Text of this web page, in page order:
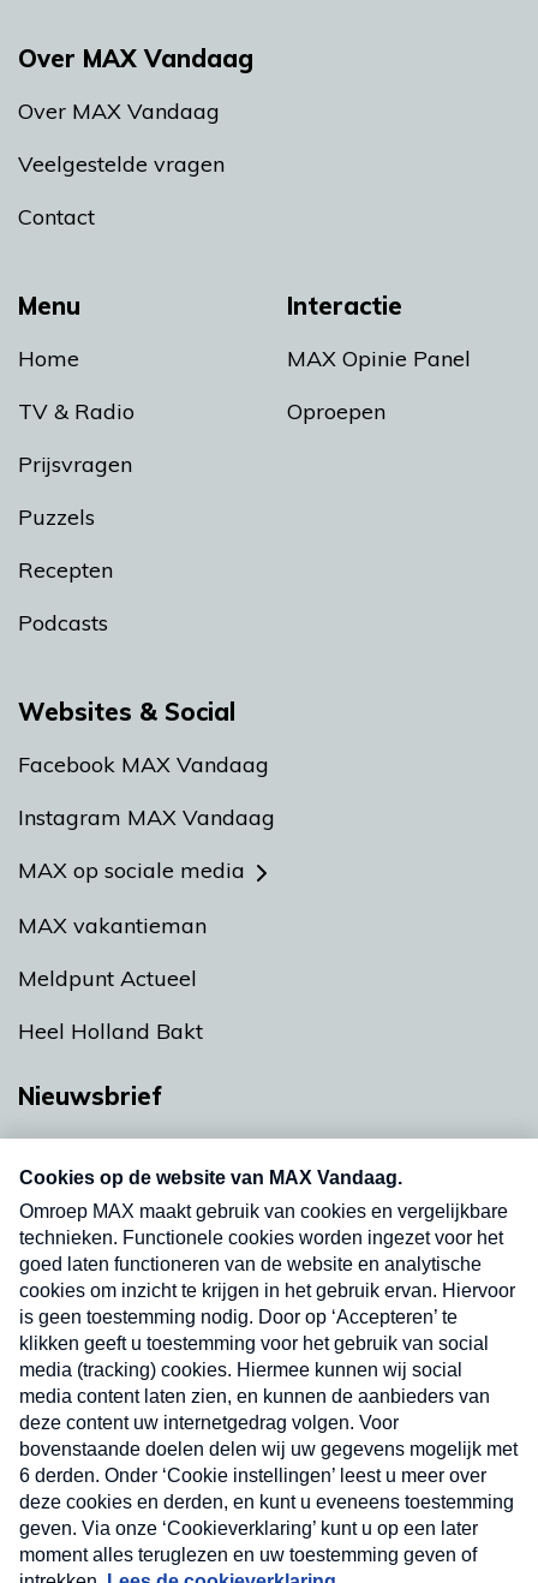
Menu
Home
TV & Radio
Prijsvragen
Puzzels
Recepten
Podcasts
Interactie
MAX Opinie Panel
Oproepen
Over MAX Vandaag
Over MAX Vandaag
Veelgestelde vragen
Contact
Websites & Social
Facebook MAX Vandaag
Instagram MAX Vandaag
MAX op sociale media
MAX vakantieman
Meldpunt Actueel
Heel Holland Bakt
Nieuwsbrief
nieuwsbrief. Elke vrijdag- en dinsdagochtend in
uw mailbox.
Verzend
Nieuwsbrief
Neem hier een gratis abonnement op onze
nieuwsbrief. Elke vrijdag- en dinsdagochtend in uw